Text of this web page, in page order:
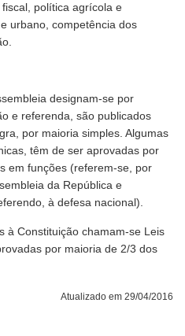
política agrícola e
urbano, competência dos
designam-se por
e referenda, são publicados
por maioria simples. Algumas
têm de ser aprovadas por
em funções (referem-se, por
da República e
à defesa nacional).
à Constituição chamam-se Leis
por maioria de 2/3 dos
Atualizado em 29/04/2016